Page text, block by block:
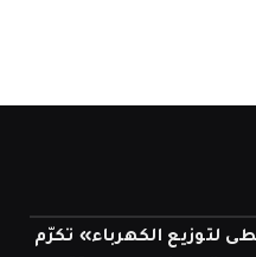
لتوزيع الكهرباء» تكرّم